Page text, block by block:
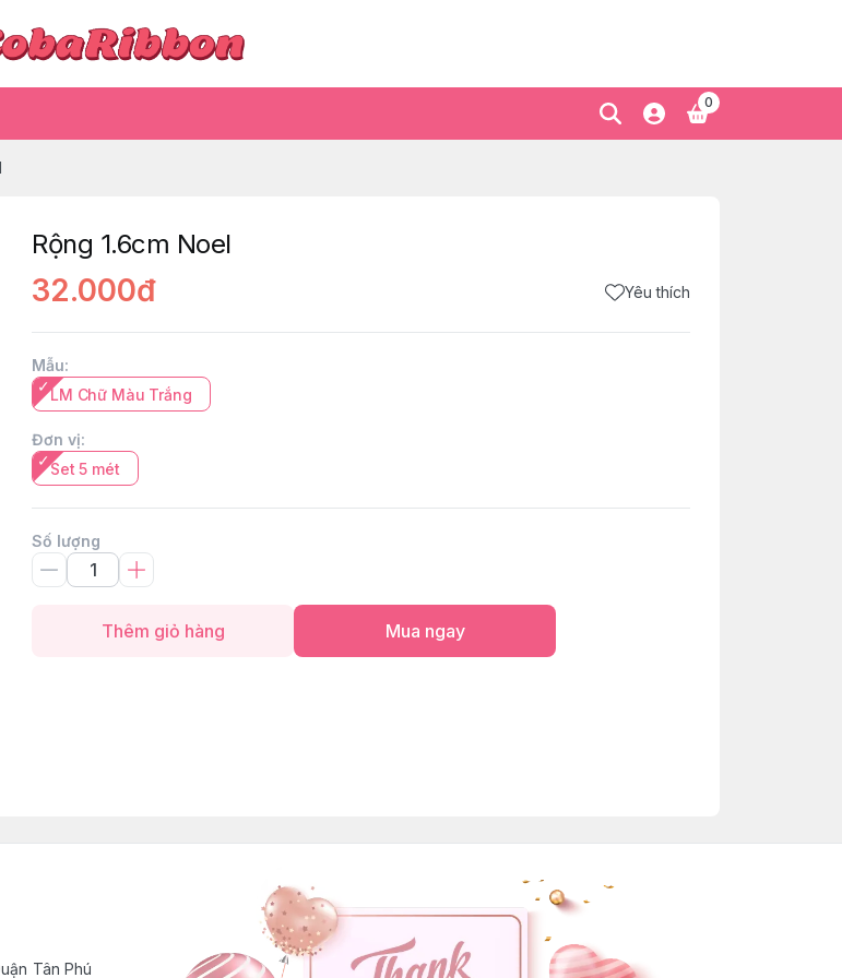
0
Rộng 1.6cm Noel
32.000đ Yêu thích
Mẫu:
LM Chữ Màu Trắng
Đơn vị:
Set 5 mét
Số lượng
Thêm giỏ hàng Mua ngay
Tân Phú